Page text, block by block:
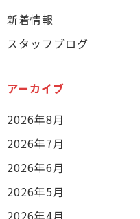
新着情報
スタッフブログ
アーカイブ
2026年8月
2026年7月
2026年6月
2026年5月